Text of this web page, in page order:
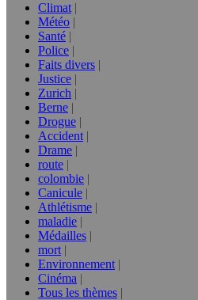
Climat
Météo
Santé
Police
Faits divers
Justice
Zurich
Berne
Drogue
Accident
Drame
route
colombie
Canicule
Athlétisme
maladie
Médailles
mort
Environnement
Cinéma
Tous les thèmes